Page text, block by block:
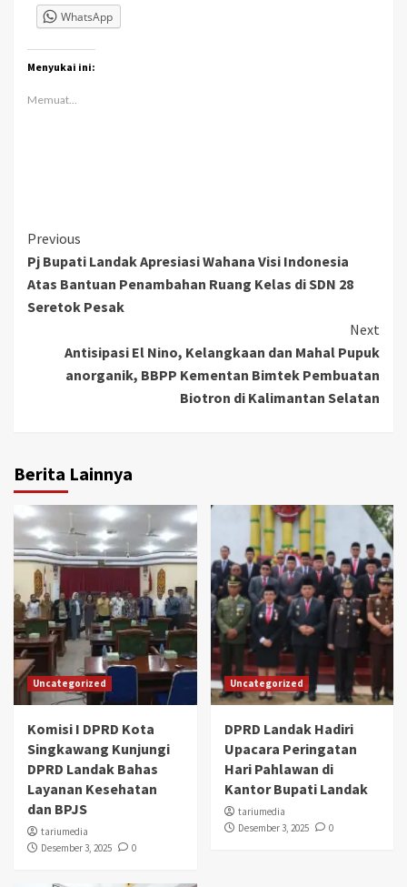
WhatsApp
Menyukai ini:
Memuat...
Continue
Reading
Previous
Pj Bupati Landak Apresiasi Wahana Visi Indonesia
Atas Bantuan Penambahan Ruang Kelas di SDN 28
Seretok Pesak
Next
Antisipasi El Nino, Kelangkaan dan Mahal Pupuk
anorganik, BBPP Kementan Bimtek Pembuatan
Biotron di Kalimantan Selatan
Berita Lainnya
Uncategorized
Komisi I DPRD Kota
Singkawang Kunjungi
DPRD Landak Bahas
Layanan Kesehatan
dan BPJS
tariumedia
Desember 3, 2025
0
Uncategorized
DPRD Landak Hadiri
Upacara Peringatan
Hari Pahlawan di
Kantor Bupati Landak
tariumedia
Desember 3, 2025
0